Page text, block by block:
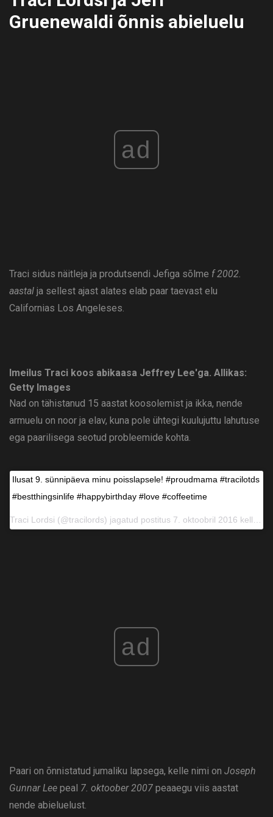
Gruenewaldi õnnis abieluelu
ad
Traci sidus näitleja ja produtsendi Jefiga sõlme f 2002.
aastal ja sellest ajast alates elab paar taevast elu
Californias Los Angeleses.
Imeilus Traci koos abikaasa Jeffrey Lee'ga. Allikas:
Getty Images
Nad on tähistanud 15 aastat koosolemist ja ikka, nende
armuelu on noor ja elav, kuna pole ühtegi kuulujuttu lahutuse
ega paarilisega seotud probleemide kohta.
Ilusat 9. sünnipäeva minu poisslapsele! #proudmama #tracilotds
#bestthingsinlife #happybirthday #love #coffeetime
ad
Paari on õnnistatud jumaliku lapsega, kelle nimi on Joseph
Gunnar Lee peal 7. oktoober 2007 peaaegu viis aastat
nende abieluelust.